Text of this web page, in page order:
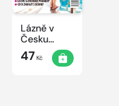
Lázně v
Česku
2020
47 Kč